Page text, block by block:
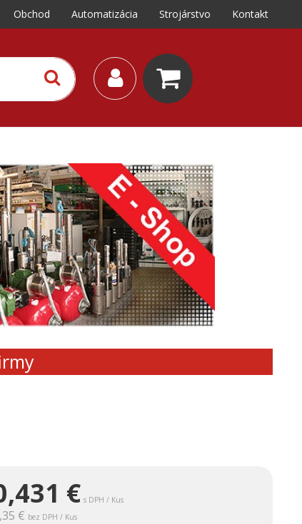
Obchod Automatizácia Strojárstvo Kontakt
€ s DPH / Kus
€ bez DPH / Kus